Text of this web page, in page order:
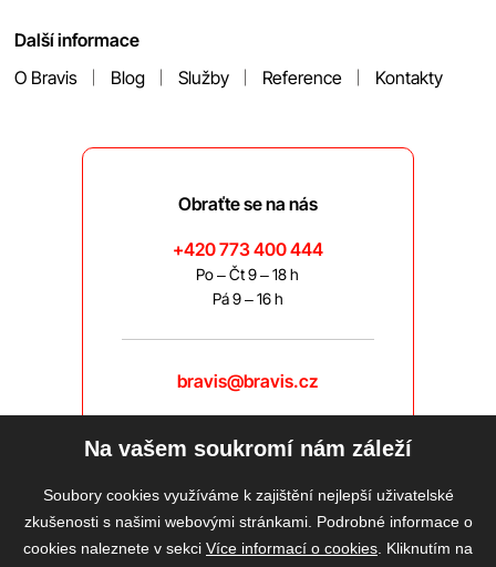
Další informace
O Bravis
Blog Služby Reference Kontakty
Obraťte se na nás
+420 773 400 444
Po – Čt 9 – 18 h
Pá 9 – 16 h
bravis@bravis.cz
Na vašem soukromí nám záleží
Soubory cookies využíváme k zajištění nejlepší uživatelské
zkušenosti s našimi webovými stránkami. Podrobné informace o
cookies naleznete v sekci Více informací o cookies . Kliknutím na